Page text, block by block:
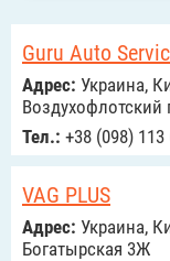
Guru Auto
Адрес: Украина,
Воздухофлотский
Тел.: +38 (098) 113
VAG PLUS
Адрес: Украина,
Богатырская 3Ж